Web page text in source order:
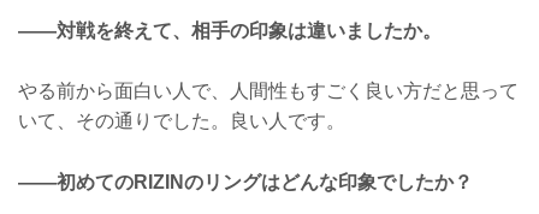
——対戦を終えて、相手の印象は違いましたか。
やる前から面白い人で、人間性もすごく良い方だと思って
いて、その通りでした。良い人です。
——初めてのRIZINのリングはどんな印象でしたか？